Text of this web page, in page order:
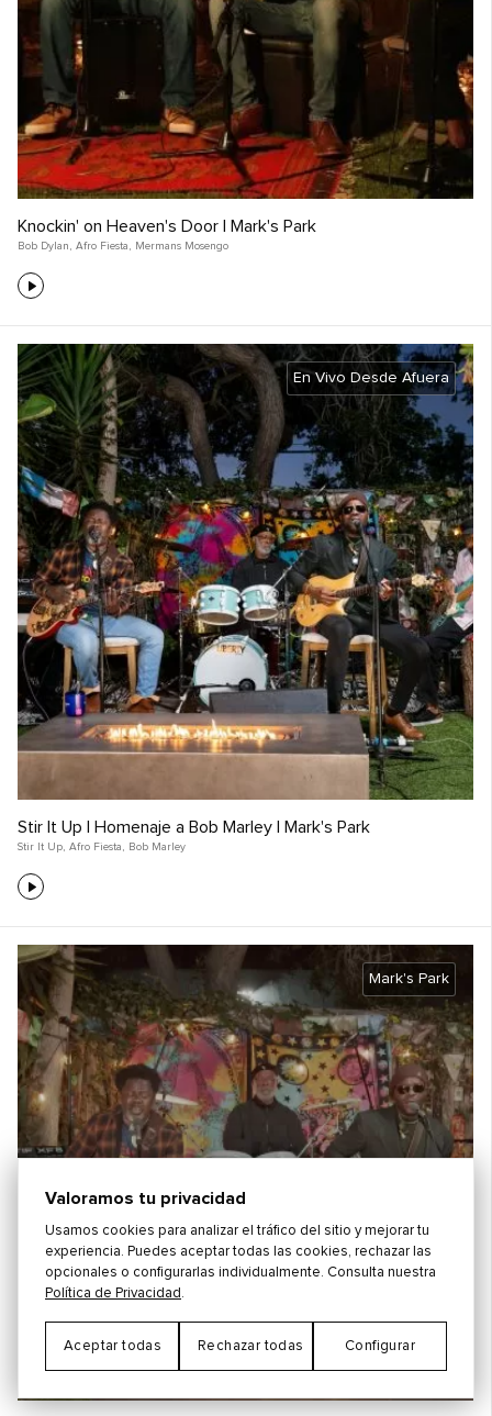
Knockin' on Heaven's Door | Mark's Park
Bob Dylan , Afro Fiesta , Mermans Mosengo
En Vivo Desde Afuera
Stir It Up | Homenaje a Bob Marley | Mark's Park
Stir It Up, Afro Fiesta , Bob Marley
Mark's Park
Valoramos tu privacidad
Usamos cookies para analizar el tráfico del sitio y mejorar tu
experiencia. Puedes aceptar todas las cookies, rechazar las
opcionales o configurarlas individualmente. Consulta nuestra
Política de Privacidad .
Aceptar todas Rechazar todas Configurar